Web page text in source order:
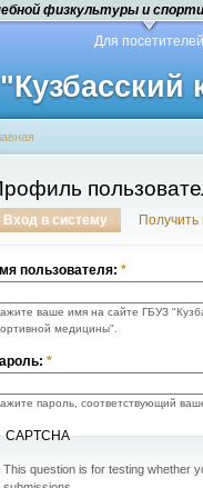
физкультуры и
Для посетителей
Вход в систему
пользователя: *
ваше имя на сайте ГБУЗ
медицины".
*
пароль, соответствующий
CAPTCHA
This question is for testing whether